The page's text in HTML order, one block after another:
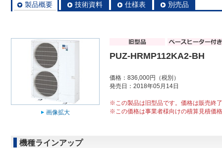
製品概要 技術資料 仕様表 別売品
画像拡大
PUZ-HRMP112KA2-BH
価格：836,000円（税別）
発売日：2018年05月14日
※この製品は旧型品です。価格は販売終
※この価格は事業者様向けの積算見積価
機種ラインアップ